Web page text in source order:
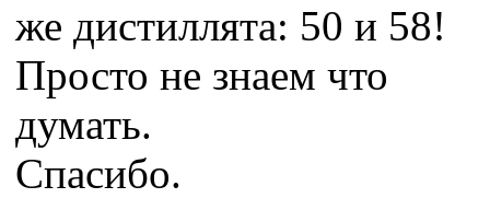
же дистиллята: 50 и 58!
Просто не знаем что
думать.
Спасибо.